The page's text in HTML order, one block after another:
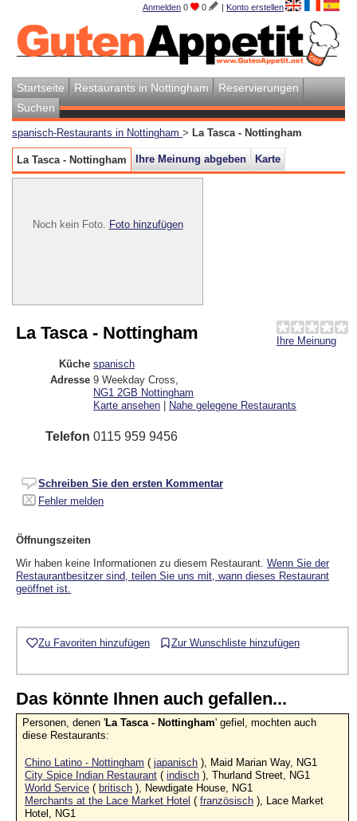
Anmelden 0 0 | Konto erstellen
Startseite Restaurants in Nottingham
Reservierungen
Suchen
spanisch-Restaurants in Nottingham > La Tasca - Nottingham
La Tasca - Nottingham Ihre Meinung abgeben Karte
Noch kein Foto. Foto hinzufügen
Ihre Meinung
La Tasca - Nottingham
Küche spanisch
Adresse 9 Weekday Cross
NG1 2GB Nottingham
Karte ansehen | Nahe gelegene Restaurants
Telefon 0115 959 9456
Schreiben Sie den ersten Kommentar
Fehler melden
Öffnungszeiten
Wir haben keine Informationen zu diesem Restaurant. Wenn Sie der
Restaurantbesitzer sind, teilen Sie uns mit, wann dieses Restaurant
geöffnet ist.
Zu Favoriten hinzufügen Zur Wunschliste hinzufügen
Das könnte Ihnen auch gefallen...
Personen, denen 'La Tasca - Nottingham' gefiel, mochten auch
diese Restaurants:
Chino Latino - Nottingham ( japanisch ), Maid Marian Way, NG1
City Spice Indian Restaurant ( indisch ), Thurland Street, NG1
World Service ( britisch ), Newdigate House, NG1
Merchants at the Lace Market Hotel ( französisch ), Lace Market
Hotel, NG1